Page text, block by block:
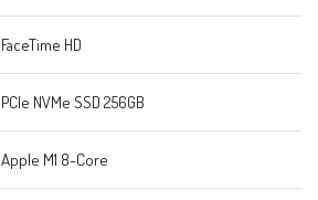
FaceTime HD
PCIe NVMe SSD 256GB
Apple M1 8-Core